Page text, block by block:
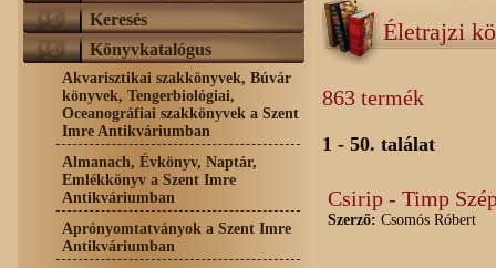
Keresés
Könyvkatalógus
Akvarisztikai szakkönyvek, Búvár
könyvek, Tengerbiológiai,
Oceanográfiai szakkönyvek a Szent
Imre Antikváriumban
Almanach, Évkönyv, Naptár,
Emlékkönyv a Szent Imre
Antikváriumban
Aprónyomtatványok a Szent Imre
Antikváriumban
Életrajzi
863 termék
1 - 50. találat
Csirip - Timp
Szerző: Csomós Róbert